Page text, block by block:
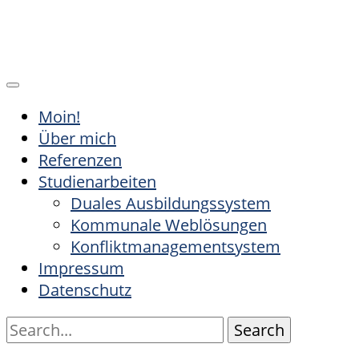
Moin!
Über mich
Referenzen
Studienarbeiten
Duales Ausbildungssystem
Kommunale Weblösungen
Konfliktmanagementsystem
Impressum
Datenschutz
Search
for: